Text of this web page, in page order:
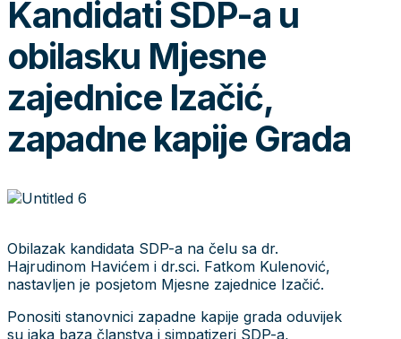
Kandidati SDP-a u
obilasku Mjesne
zajednice Izačić,
zapadne kapije Grada
Obilazak kandidata SDP-a na čelu sa dr.
Hajrudinom Havićem i dr.sci. Fatkom Kulenović,
nastavljen je posjetom Mjesne zajednice Izačić.
Ponositi stanovnici zapadne kapije grada oduvijek
su jaka baza članstva i simpatizeri SDP-a,